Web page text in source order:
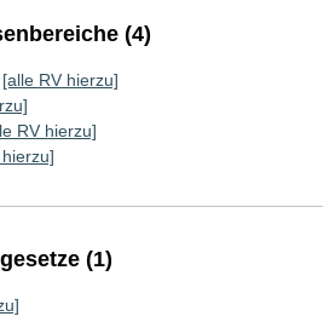
(4)
[alle RV hierzu]
RV hierzu]
(1)